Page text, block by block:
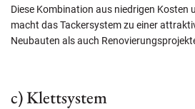
Diese Kombination aus niedrigen Kosten
macht das Tackersystem zu einer
Neubauten als auch
c) Klettsystem